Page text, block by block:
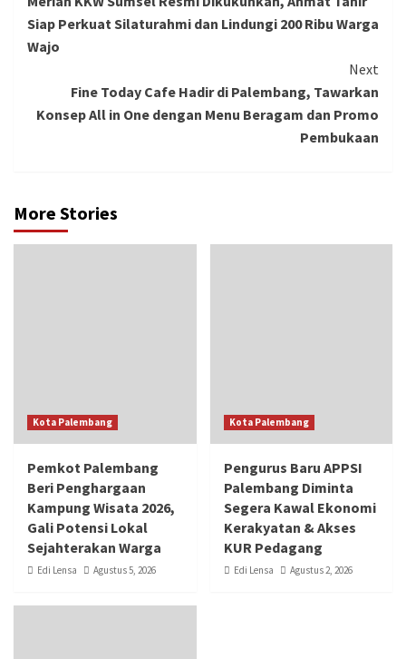
Reading
Siap Perkuat Silaturahmi dan Lindungi 200 Ribu Warga
Wajo
Next
Fine Today Cafe Hadir di Palembang, Tawarkan
Konsep All in One dengan Menu Beragam dan Promo
Pembukaan
More Stories
Kota Palembang
Pemkot Palembang
Beri Penghargaan
Kampung Wisata 2026,
Gali Potensi Lokal
Sejahterakan Warga
Edi Lensa Agustus 5, 2026
Kota Palembang
Pengurus Baru APPSI
Palembang Diminta
Segera Kawal Ekonomi
Kerakyatan & Akses
KUR Pedagang
Edi Lensa Agustus 2, 2026